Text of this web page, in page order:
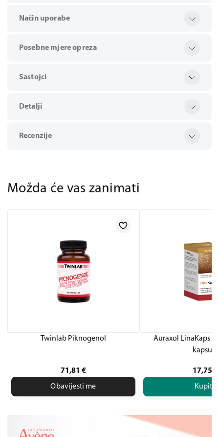
Način uporabe
Posebne mjere opreza
Sastojci
Detalji
Recenzije
Možda će vas zanimati
Twinlab Piknogenol
71,81 €
Obavijesti me
Auraxol LinaKaps
kapsula
17,75
Kupite